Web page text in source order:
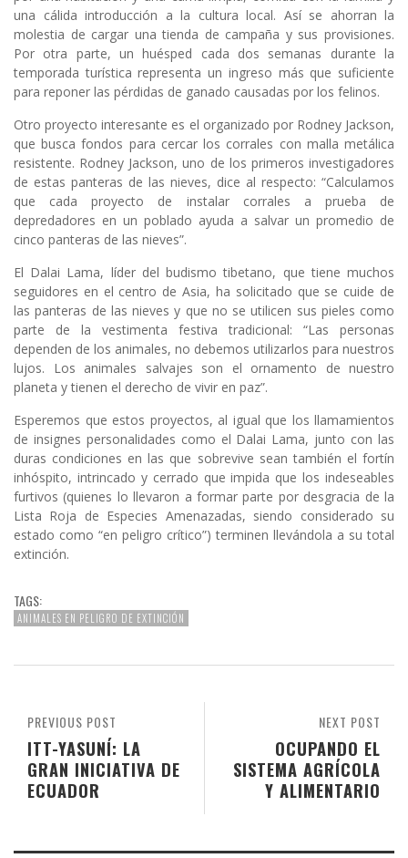
una cálida introducción a la cultura local. Así se ahorran la
molestia de cargar una tienda de campaña y sus provisiones.
Por otra parte, un huésped cada dos semanas durante la
temporada turística representa un ingreso más que suficiente
para reponer las pérdidas de ganado causadas por los felinos.
Otro proyecto interesante es el organizado por Rodney Jackson,
que busca fondos para cercar los corrales con malla metálica
resistente. Rodney Jackson, uno de los primeros investigadores
de estas panteras de las nieves, dice al respecto: “Calculamos
que cada proyecto de instalar corrales a prueba de
depredadores en un poblado ayuda a salvar un promedio de
cinco panteras de las nieves”.
El Dalai Lama, líder del budismo tibetano, que tiene muchos
seguidores en el centro de Asia, ha solicitado que se cuide de
las panteras de las nieves y que no se utilicen sus pieles como
parte de la vestimenta festiva tradicional: “Las personas
dependen de los animales, no debemos utilizarlos para nuestros
lujos. Los animales salvajes son el ornamento de nuestro
planeta y tienen el derecho de vivir en paz”.
Esperemos que estos proyectos, al igual que los llamamientos
de insignes personalidades como el Dalai Lama, junto con las
duras condiciones en las que sobrevive sean también el fortín
inhóspito, intrincado y cerrado que impida que los indeseables
furtivos (quienes lo llevaron a formar parte por desgracia de la
Lista Roja de Especies Amenazadas, siendo considerado su
estado como “en peligro crítico”) terminen llevándola a su total
extinción.
TAGS:
ANIMALES EN PELIGRO DE EXTINCIÓN
NEXT POST
OCUPANDO EL
SISTEMA AGRÍCOLA
Y ALIMENTARIO
PREVIOUS POST
ITT-YASUNÍ: LA
GRAN INICIATIVA DE
ECUADOR